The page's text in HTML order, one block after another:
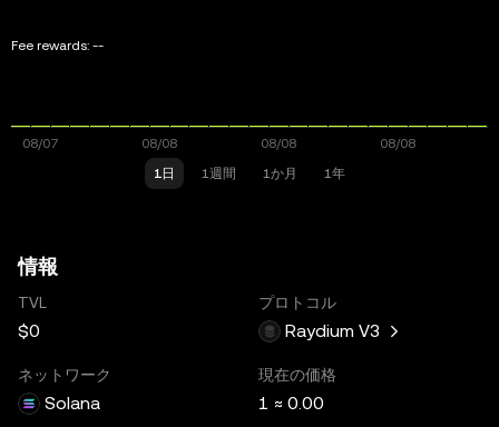
Fee rewards: --
1日 1週間 1か月 1年
情報
TVL
$0
プロトコル
Raydium V3
ネットワーク
Solana
現在の価格
1 ≈ 0.00